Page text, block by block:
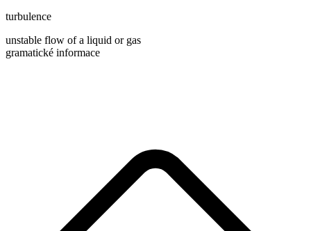
turbulence
unstable flow of a liquid or gas
gramatické informace